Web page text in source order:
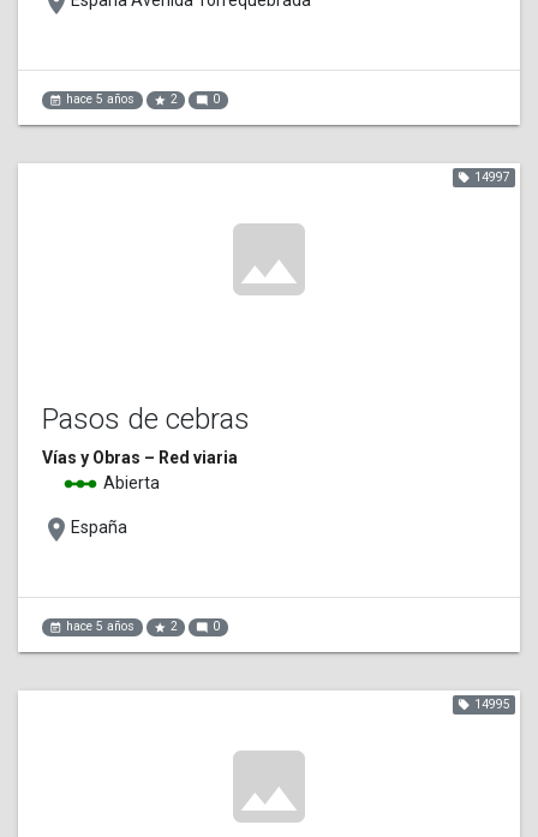
event_note hace 5 años star 2 mode_comment 0
image
Pasos de cebras
Vías y Obras – Red viaria
linear_scale Abierta
place España
local_offer 14997
event_note hace 5 años star 2 mode_comment 0
image
local_offer 14995